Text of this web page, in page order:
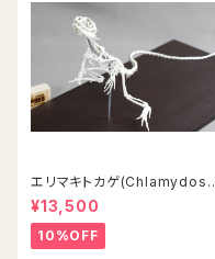
エリマキトカゲ
rus kingii) 等倍全身骨格模型
¥13,500
10%OFF